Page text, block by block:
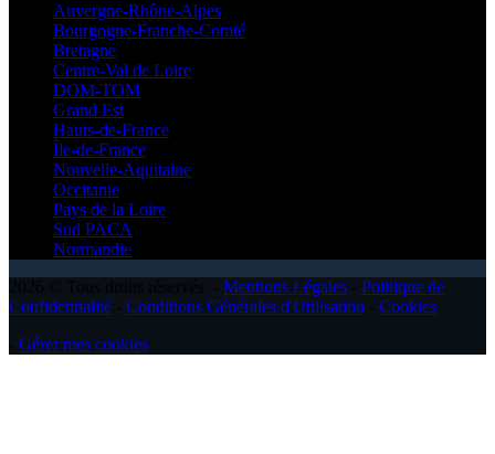
Auvergne-Rhône-Alpes
Bourgogne-Franche-Comté
Bretagne
Centre-Val de Loire
DOM-TOM
Grand Est
Hauts-de-France
Île-de-France
Nouvelle-Aquitaine
Occitanie
Pays de la Loire
Sud PACA
Normandie
Mentions Légales
Politique de
Confidentialité
Conditions Générales d'Utilisation
Cookies
Gérer mes cookies